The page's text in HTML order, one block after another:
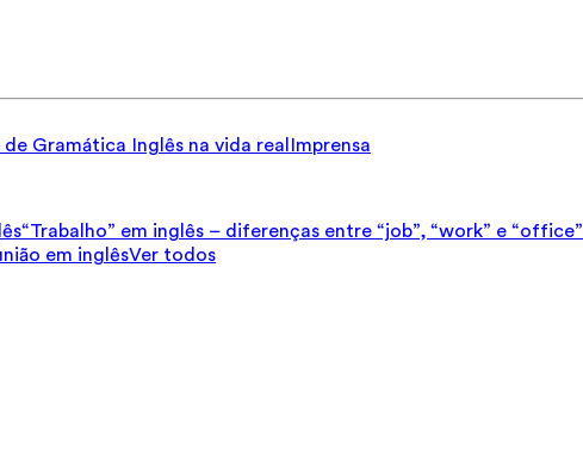
Gramática Inglês na vida real Imprensa
“Trabalho” em inglês – diferenças entre “job”, “work” e “office”
em inglêsVer todos